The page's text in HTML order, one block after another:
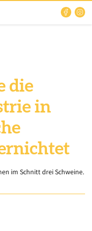
die
in
im Schnitt drei Schweine.